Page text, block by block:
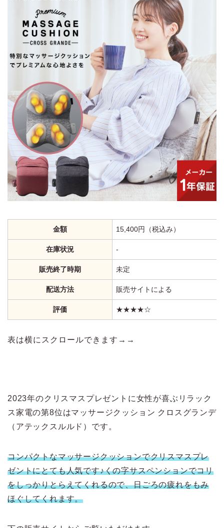
金額 15,400円（税込み）
在庫状況 ‐
販売終了時期 未定
配送方法 販売サイトによる
評価 ★★★★☆
表は横にスクロールできます→→
2023年のクリスマスプレゼントに女性が喜ぶリラック
ス家電の第8位はマッサージクッション クロスグランデ
（アテックスルルド）です。
コンパクトなマッサージクッションでクリスマスプレ
ゼントにとても人気です♪くの字サスペンションでコリ
をしっかりとらえてくれるので、日ごろの疲れをもみ
ほぐしてくれます。